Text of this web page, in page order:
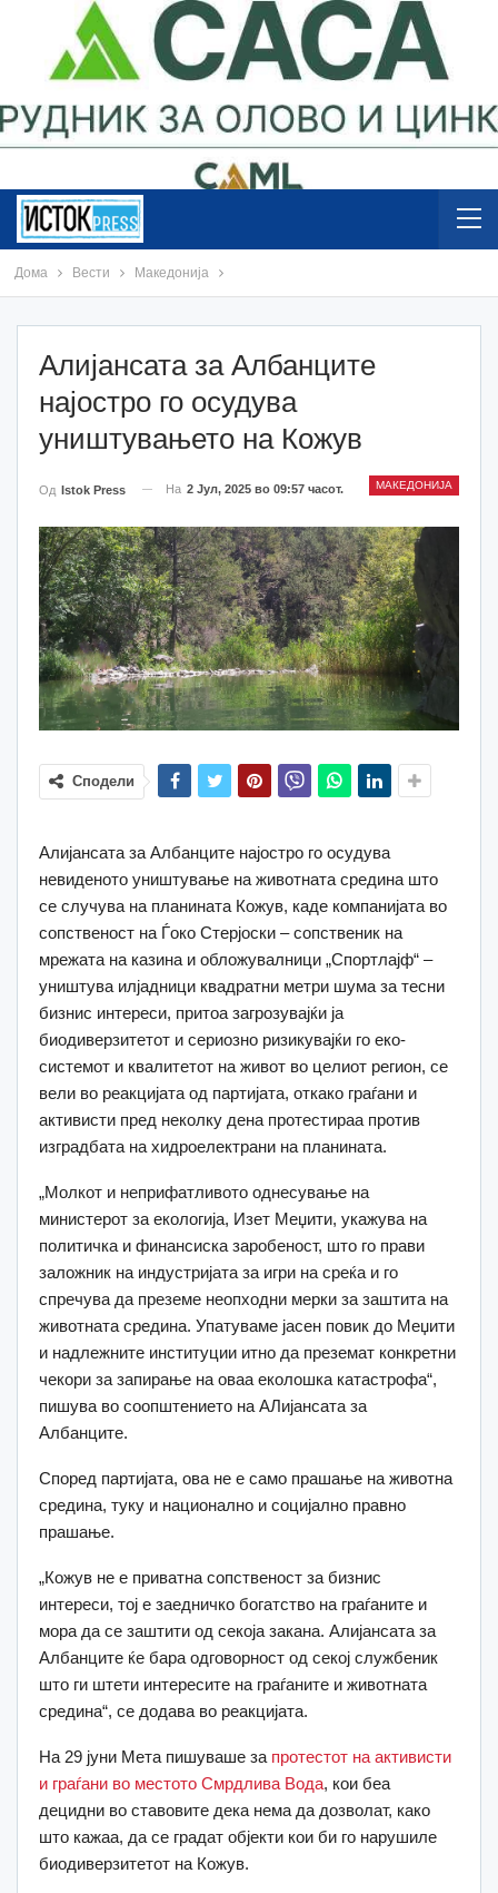
Дома Вести Македонија
Aлијансата за Албанците
најостро го осудува
уништувањето на Кожув
МАКЕДОНИЈА
Од Istok Press На 2 Јул, 2025 во 09:57 часот.
Сподели
Алијансата за Албанците најостро го осудува
невиденото уништување на животната средина што
се случува на планината Кожув, каде компанијата во
сопственост на Ѓоко Стерјоски – сопственик на
мрежата на казина и обложувалници „Спортлајф“ –
уништува илјадници квадратни метри шума за тесни
бизнис интереси, притоа загрозувајќи ја
биодиверзитетот и сериозно ризикувајќи го еко-
системот и квалитетот на живот во целиот регион, се
вели во реакцијата од партијата, откако граѓани и
активисти пред неколку дена протестираа против
изградбата на хидроелектрани на планината.
„Молкот и неприфатливото однесување на
министерот за екологија, Изет Меџити, укажува на
политичка и финансиска заробеност, што го прави
заложник на индустријата за игри на среќа и го
спречува да преземе неопходни мерки за заштита на
животната средина. Упатуваме јасен повик до Меџити
и надлежните институции итно да преземат конкретни
чекори за запирање на оваа еколошка катастрофа“,
пишува во соопштението на АЛијансата за
Албанците.
Според партијата, ова не е само прашање на животна
средина, туку и национално и социјално правно
прашање.
„Кожув не е приватна сопственост за бизнис
интереси, тој е заедничко богатство на граѓаните и
мора да се заштити од секоја закана. Алијансата за
Албанците ќе бара одговорност од секој службеник
што ги штети интересите на граѓаните и животната
средина“, се додава во реакцијата.
На 29 јуни Мета пишуваше за протестот на активисти
и граѓани во местото Смрдлива Вода, кои беа
децидни во ставовите дека нема да дозволат, како
што кажаа, да се градат објекти кои би го нарушиле
биодиверзитетот на Кожув.